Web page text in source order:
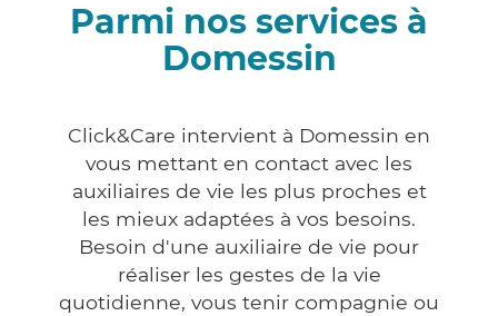
Parmi nos services à
Domessin
Click&Care intervient à Domessin en
vous mettant en contact avec les
auxiliaires de vie les plus proches et
les mieux adaptées à vos besoins.
Besoin d'une auxiliaire de vie pour
réaliser les gestes de la vie
quotidienne, vous tenir compagnie ou